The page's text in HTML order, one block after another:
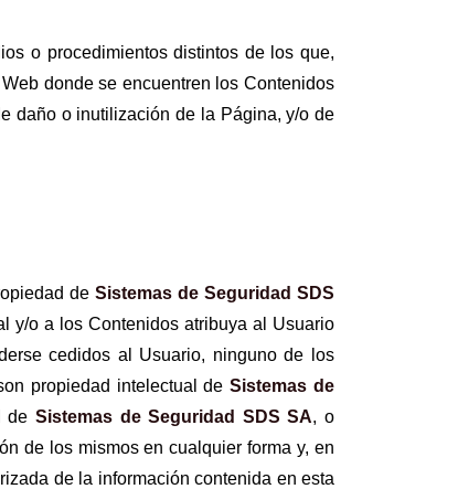
o procedimientos distintos de los que,
donde se encuentren los Contenidos
daño o inutilización de la Página, y/o de
de Sistemas de Seguridad SDS
y/o a los Contenidos atribuya al Usuario
cedidos al Usuario, ninguno de los
propiedad intelectual de Sistemas de
de Sistemas de Seguridad SDS SA, o
de los mismos en cualquier forma y, en
de la información contenida en esta